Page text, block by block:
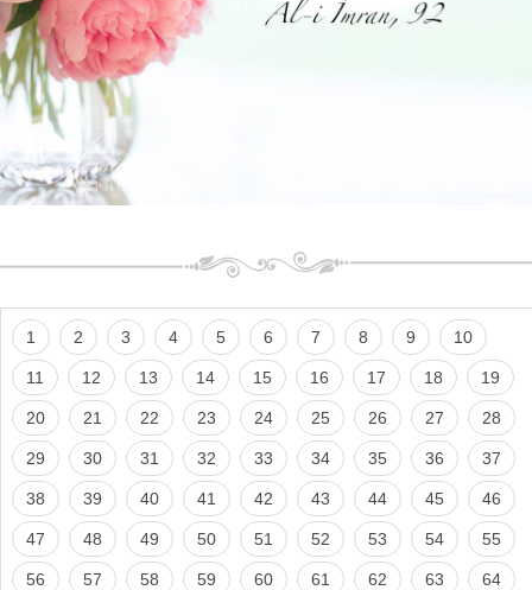
1 2 3 4 5 6 7 8 9 10
11 12 13 14 15 16 17 18 19
20 21 22 23 24 25 26 27 28
29 30 31 32 33 34 35 36 37
38 39 40 41 42 43 44 45 46
47 48 49 50 51 52 53 54 55
56 57 58 59 60 61 62 63 64